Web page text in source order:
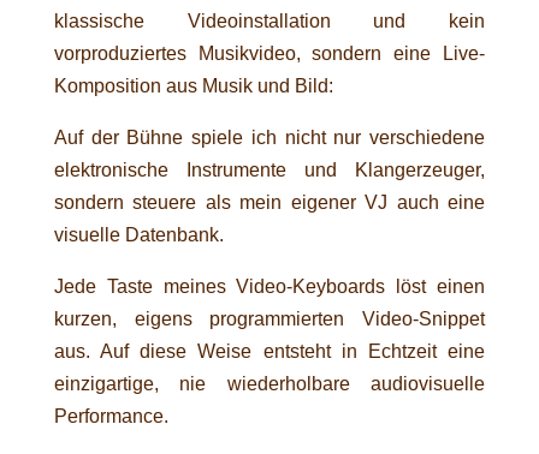
klassische Videoinstallation und kein
vorproduziertes Musikvideo, sondern eine Live-
Komposition aus Musik und Bild:
Auf der Bühne spiele ich nicht nur verschiedene
elektronische Instrumente und Klangerzeuger,
sondern steuere als mein eigener VJ auch eine
visuelle Datenbank.
Jede Taste meines Video-Keyboards löst einen
kurzen, eigens programmierten Video-Snippet
aus. Auf diese Weise entsteht in Echtzeit eine
einzigartige, nie wiederholbare audiovisuelle
Performance.